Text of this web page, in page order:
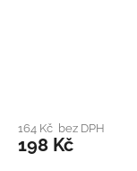
164 Kč bez DPH
198 Kč